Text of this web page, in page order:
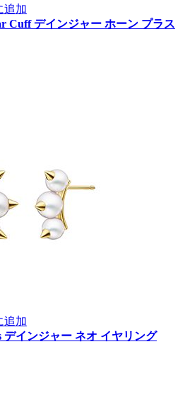
追加
Cuffデインジャー ホーン プラス
追加
デインジャー ネオ イヤリング